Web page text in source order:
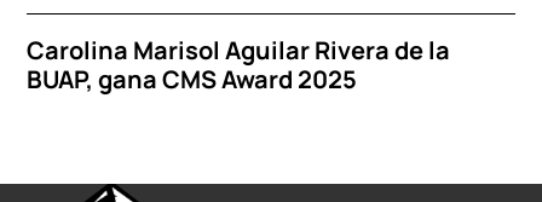
Carolina Marisol Aguilar Rivera de la
BUAP, gana CMS Award 2025